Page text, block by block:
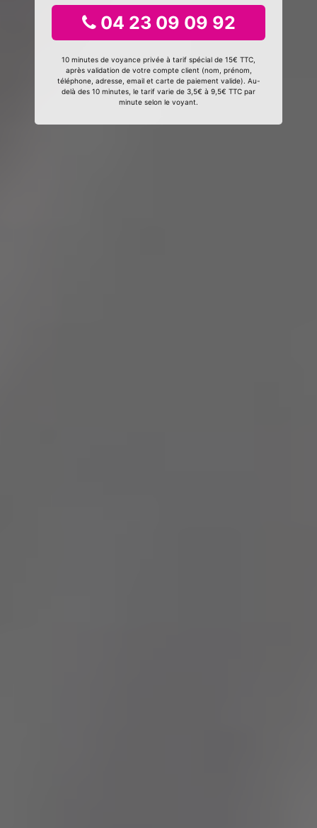
04 23 09 09 92
10 minutes de voyance privée à tarif spécial de 15€ TTC,
après validation de votre compte client (nom, prénom,
téléphone, adresse, email et carte de paiement valide). Au-
delà des 10 minutes, le tarif varie de 3,5€ à 9,5€ TTC par
minute selon le voyant.